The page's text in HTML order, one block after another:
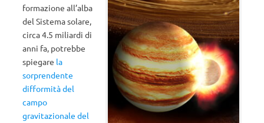
formazione all’alba
del Sistema solare,
circa 4.5 miliardi di
anni fa, potrebbe
spiegare la
sorprendente
difformità del
campo
gravitazionale del